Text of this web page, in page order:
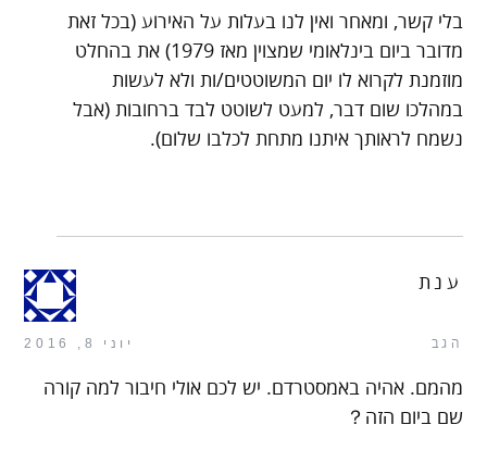
בלי קשר, ומאחר ואין לנו בעלות על האירוע (בכל זאת
מדובר ביום בינלאומי שמצוין מאז 1979) את בהחלט
מוזמנת לקרוא לו יום המשוטטים/ות ולא לעשות
במהלכו שום דבר, למעט לשוטט לבד ברחובות (אבל
נשמח לראותך איתנו מתחת לכלבו שלום).
הגב יוני 8, 2016
ענת
מהמם. אהיה באמסטרדם. יש לכם אולי חיבור למה קורה
שם ביום הזה？